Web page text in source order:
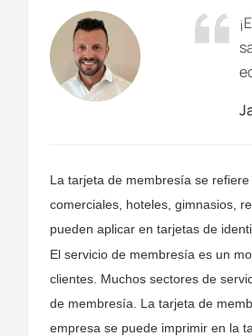
La tarjeta de membresía se
comerciales, hoteles, gimnasios,
pueden aplicar en tarjetas de
El servicio de membresía es un
clientes. Muchos sectores de
de membresía. La tarjeta de
empresa se puede imprimir en la